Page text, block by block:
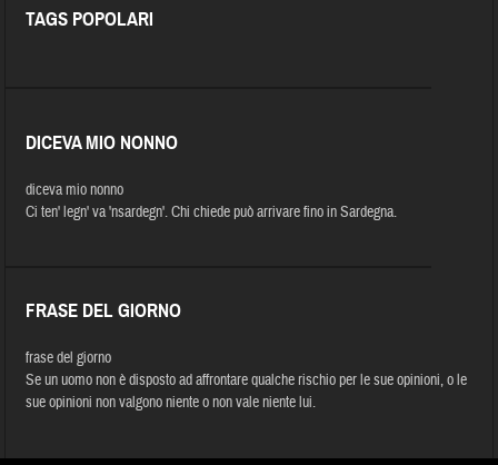
TAGS POPOLARI
DICEVA MIO NONNO
diceva mio nonno
Ci ten' legn' va 'nsardegn'. Chi chiede può arrivare fino in Sardegna.
FRASE DEL GIORNO
frase del giorno
Se un uomo non è disposto ad affrontare qualche rischio per le sue opinioni, o le
sue opinioni non valgono niente o non vale niente lui.